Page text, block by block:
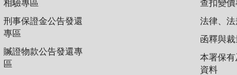
相驗專區
刑事保證金公告發還
專區
贓證物款公告發還專
區
查扣變價
法律、法
函釋與
本署保有
資料